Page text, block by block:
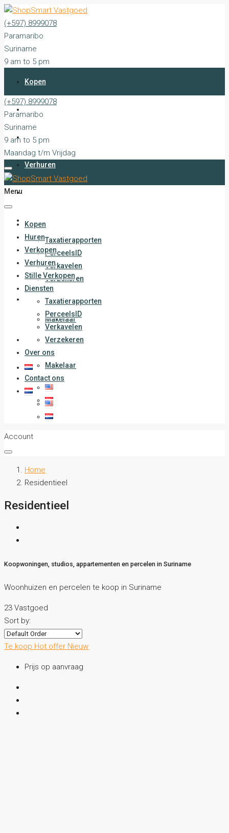
(+597) 8999078
Paramaribo
Suriname
9 am to 5 pm
Kopen
Verkopen
Verhuren
Diensten
Taxatierapporten
PerceelsID
Verkavelen
Verzekeren
Over ons
Makelaar
Contact ons
(+597) 8999078
Paramaribo
Suriname
9 am to 5 pm
Maandag t/m Vrijdag
Menu
Kopen
Huren
Verkopen
Verhuren
Stille Verkopen
Diensten
Taxatierapporten
PerceelsID
Verkavelen
Verzekeren
Over ons
Makelaar
Contact ons
Account
Home
Residentieel
Residentieel
Koopwoningen, studios, appartementen en percelen in Suriname
Woonhuizen en percelen te koop in Suriname
23 Vastgoed
Sort by:
Te koop Hot offer Nieuw
Prijs op aanvraag